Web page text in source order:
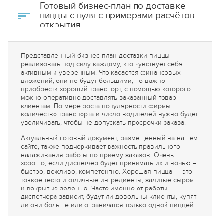
Готовый бизнес-план по доставке
пиццы с нуля с примерами расчётов
открытия
Представленный бизнес-план доставки пиццы
реализовать под силу каждому, кто чувствует себя
активным и уверенным. Что касается финансовых
вложений, они не будут большими, но важно
приобрести хороший транспорт, с помощью которого
можно оперативно доставлять заказанный товар
клиентам. По мере роста популярности фирмы
количество транспорта и число водителей нужно будет
увеличивать, чтобы не допускать просрочки заказа.
Актуальный готовый документ, размещенный на нашем
сайте, также подчеркивает важность правильного
налаживания работы по приему заказов. Очень
хорошо, если диспетчер будет принимать их и ночью –
быстро, вежливо, компетентно. Хорошая пицца — это
тонкое тесто и отличные ингредиенты, залитые сыром
и покрытые зеленью. Часто именно от работы
диспетчера зависит, будут ли довольны клиенты, купят
ли они больше или ограничатся только одной пиццей.